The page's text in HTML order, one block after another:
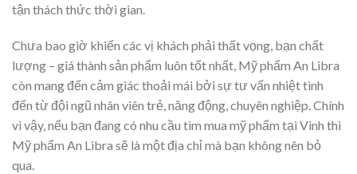
tận thách thức thời gian.
Chưa bao giờ khiến các vị khách phải thất vọng, bạn chất
lượng – giá thành sản phẩm luôn tốt nhất, Mỹ phẩm An Libra
còn mang đến cảm giác thoải mái bởi sự tư vấn nhiệt tình
đến từ đội ngũ nhân viên trẻ, năng động, chuyên nghiệp. Chính
vì vậy, nếu bạn đang có nhu cầu tìm mua mỹ phẩm tại Vinh thì
Mỹ phẩm An Libra sẽ là một địa chỉ mà bạn không nên bỏ
qua.